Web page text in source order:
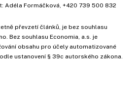
Adéla Formáčková +420 739 500 832
převzetí článků, je bez souhlasu
Bez souhlasu Economia, a.s. je
obsahu pro účely automatizované
ustanovení § 39c autorského zákona.